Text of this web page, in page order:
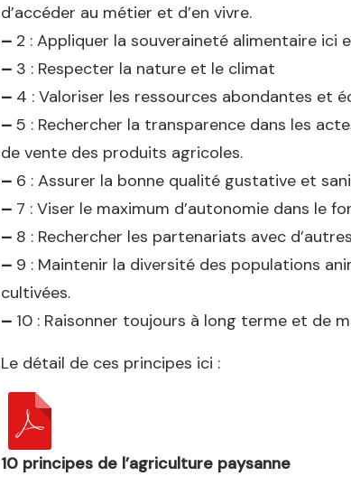
d’accéder au métier et d’en vivre.
– 2 : Appliquer la souveraineté alimentaire ici
– 3 : Respecter la nature et le climat
– 4 : Valoriser les ressources abondantes et
– 5 : Rechercher la transparence dans les
de vente des produits agricoles.
– 6 : Assurer la bonne qualité gustative et
– 7 : Viser le maximum d’autonomie dans le
– 8 : Rechercher les partenariats avec
– 9 : Maintenir la diversité des populations
cultivées.
– 10 : Raisonner toujours à long terme et de
Le détail de ces principes ici :
10 principes de l’agriculture paysanne